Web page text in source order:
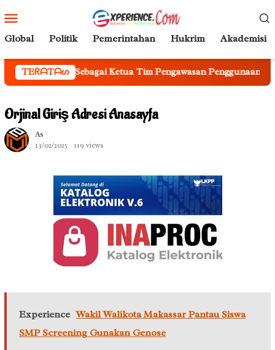
ke
kontenMobile
Global Politik Pemerintahan Hukrim Akademisi
TEᖇᗩTᗩᔕ
Ketua Tim Pengawasan Penggunaan Bahasa Indonesia
Orjinal Giriş Adresi Anasayfa
As
13/02/2025
119 views
Experience Wakil Walikota Makassar Pantau Siswa
SMP Screening Gunakan Genose